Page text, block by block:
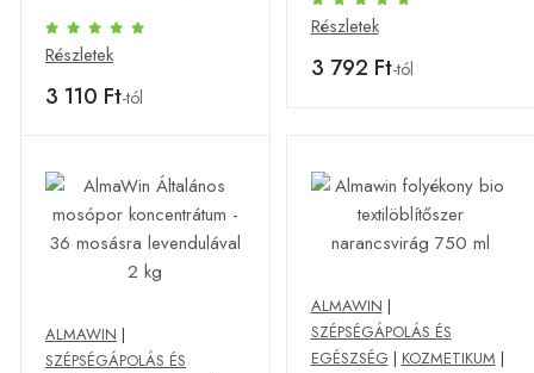
puhító krém 90 ml
Részletek
3 110 Ft-tól
Részletek
3 792 Ft-tól
ALMAWIN |
SZÉPSÉGÁPOLÁS ÉS
ALMAWIN |
SZÉPSÉGÁPOLÁS ÉS
EGÉSZSÉG | KOZMETIKUM |